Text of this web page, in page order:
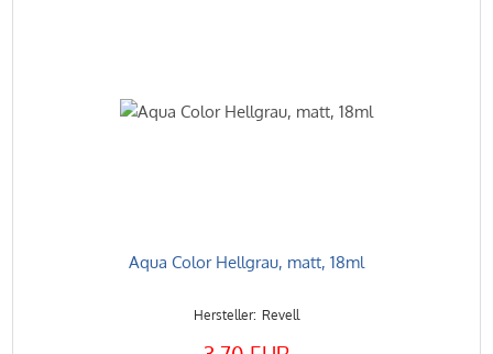
Aqua Color Hellgrau, matt, 18ml
Revell